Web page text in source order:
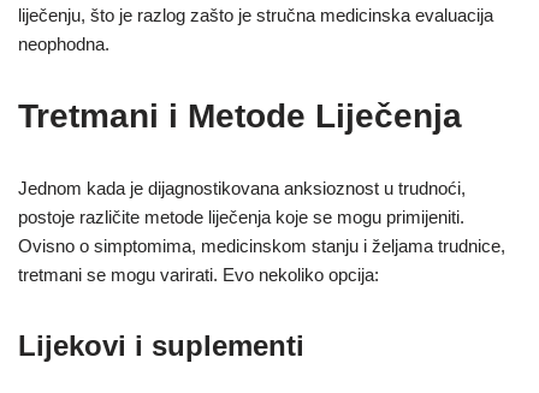
liječenju, što je razlog zašto je stručna medicinska evaluacija
neophodna.
Tretmani i Metode Liječenja
Jednom kada je dijagnostikovana anksioznost u trudnoći,
postoje različite metode liječenja koje se mogu primijeniti.
Ovisno o simptomima, medicinskom stanju i željama trudnice,
tretmani se mogu varirati. Evo nekoliko opcija:
Lijekovi i suplementi